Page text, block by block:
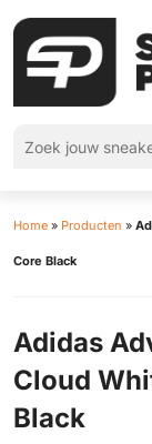
Home » Producten »
Core Black
Adidas
Cloud
Black